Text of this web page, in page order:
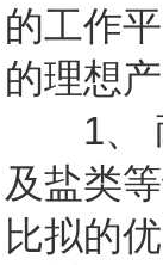
的工作
的理想
1、 耐
及盐类
比拟的